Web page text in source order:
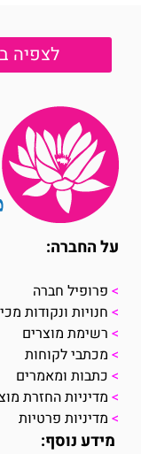
לצפיה
על החברה:
> פרופיל חברה
> חנויות ונקודות
> רשימת מוצרים
> מכתבי לקוחות
> כתבות ומאמרים
> מדיניות החזרת
> מדיניות פרטיות
מידע נוסף: